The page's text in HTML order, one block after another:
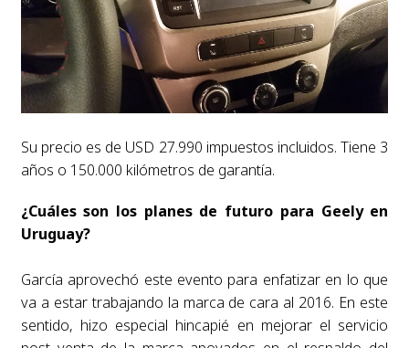
Su precio es de USD 27.990 impuestos incluidos. Tiene 3
años o 150.000 kilómetros de garantía.
¿Cuáles son los planes de futuro para Geely en
Uruguay?
García aprovechó este evento para enfatizar en lo que
va a estar trabajando la marca de cara al 2016. En este
sentido, hizo especial hincapié en mejorar el servicio